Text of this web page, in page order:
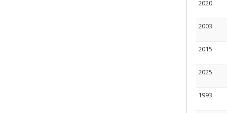
2020
2003
2015
2025
1993